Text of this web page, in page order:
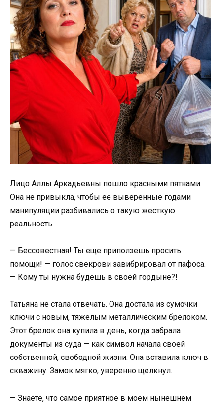
Лицо Аллы Аркадьевны пошло красными пятнами.
Она не привыкла, чтобы ее выверенные годами
манипуляции разбивались о такую жесткую
реальность.
— Бессовестная! Ты еще приползешь просить
помощи! — голос свекрови завибрировал от пафоса.
— Кому ты нужна будешь в своей гордыне?!
Татьяна не стала отвечать. Она достала из сумочки
ключи с новым, тяжелым металлическим брелоком.
Этот брелок она купила в день, когда забрала
документы из суда — как символ начала своей
собственной, свободной жизни. Она вставила ключ в
скважину. Замок мягко, уверенно щелкнул.
— Знаете, что самое приятное в моем нынешнем